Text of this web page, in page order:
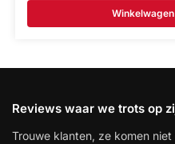
Winkelwagen
Reviews waar we trots op
Trouwe klanten, ze komen